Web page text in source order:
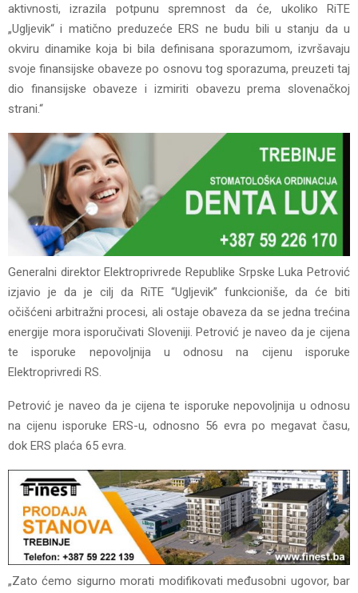
aktivnosti, izrazila potpunu spremnost da će, ukoliko RiTE
„Ugljevik“ i matično preduzeće ERS ne budu bili u stanju da u
okviru dinamike koja bi bila definisana sporazumom, izvršavaju
svoje finansijske obaveze po osnovu tog sporazuma, preuzeti taj
dio finansijske obaveze i izmiriti obavezu prema slovenačkoj
strani.“
Generalni direktor Elektroprivrede Republike Srpske Luka Petrović
izjavio je da je cilj da RiTE “Ugljevik” funkcioniše, da će biti
očišćeni arbitražni procesi, ali ostaje obaveza da se jedna trećina
energije mora isporučivati Sloveniji. Petrović je naveo da je cijena
te isporuke nepovoljnija u odnosu na cijenu isporuke
Elektroprivredi RS.
Petrović je naveo da je cijena te isporuke nepovoljnija u odnosu
na cijenu isporuke ERS-u, odnosno 56 evra po megavat času,
dok ERS plaća 65 evra.
„Zato ćemo sigurno morati modifikovati međusobni ugovor, bar